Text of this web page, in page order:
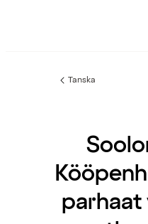
Edellinen
Tanska
parhaat